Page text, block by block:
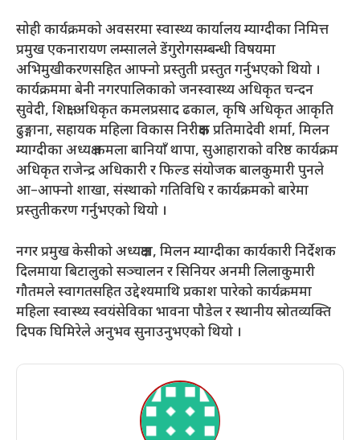
सोही कार्यक्रमको अवसरमा स्वास्थ्य कार्यालय म्याग्दीका निमित्त
प्रमुख एकनारायण लम्सालले डेंगुरोगसम्बन्धी विषयमा
अभिमुखीकरणसहित आफ्नो प्रस्तुती प्रस्तुत गर्नुभएको थियो ।
कार्यक्रममा बेनी नगरपालिकाको जनस्वास्थ्य अधिकृत चन्दन
सुवेदी, शिक्षा अधिकृत कमलप्रसाद ढकाल, कृषि अधिकृत आकृति
ढुङ्गाना, सहायक महिला विकास निरीक्षक प्रतिमादेवी शर्मा, मिलन
म्याग्दीका अध्यक्ष कमला बानियाँ थापा, सुआहाराको वरिष्ठ कार्यक्रम
अधिकृत राजेन्द्र अधिकारी र फिल्ड संयोजक बालकुमारी पुनले
आ–आफ्नो शाखा, संस्थाको गतिविधि र कार्यक्रमको बारेमा
प्रस्तुतीकरण गर्नुभएको थियो ।
नगर प्रमुख केसीको अध्यक्षता, मिलन म्याग्दीका कार्यकारी निर्देशक
दिलमाया बिटालुको सञ्चालन र सिनियर अनमी लिलाकुमारी
गौतमले स्वागतसहित उद्देश्यमाथि प्रकाश पारेको कार्यक्रममा
महिला स्वास्थ्य स्वयंसेविका भावना पौडेल र स्थानीय स्रोतव्यक्ति
दिपक घिमिरेले अनुभव सुनाउनुभएको थियो ।